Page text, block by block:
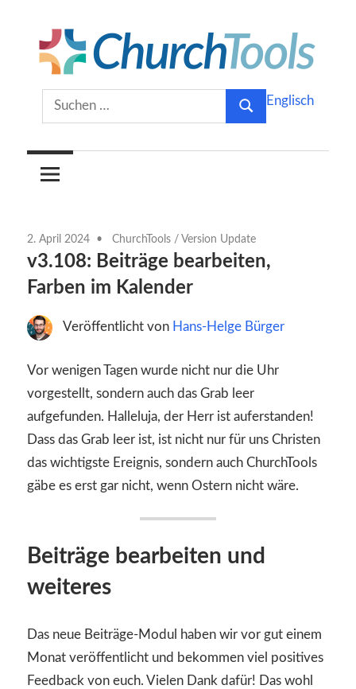
Inhalt
springen
ChurchTools
Blog
(Deutsch)
KircheSuchen
nach:
Suchen
Englisch
2. April 2024 ChurchTools / Version Update
v3.108: Beiträge bearbeiten,
Farben im Kalender
Veröffentlicht von Hans-Helge Bürger
Vor wenigen Tagen wurde nicht nur die Uhr
vorgestellt, sondern auch das Grab leer
aufgefunden. Halleluja, der Herr ist auferstanden!
Dass das Grab leer ist, ist nicht nur für uns Christen
das wichtigste Ereignis, sondern auch ChurchTools
gäbe es erst gar nicht, wenn Ostern nicht wäre.
Beiträge bearbeiten und
weiteres
Das neue Beiträge-Modul haben wir vor gut einem
Monat veröffentlicht und bekommen viel positives
Feedback von euch. Vielen Dank dafür! Das wohl